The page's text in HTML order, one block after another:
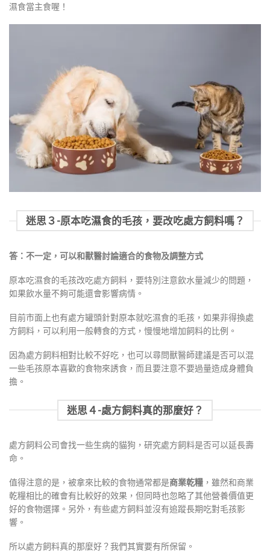
濕食當主食喔！
迷思３-原本吃濕食的毛孩，要改吃處方飼料嗎？
答：不一定，可以和獸醫討論適合的食物及調整方式
原本吃濕食的毛孩改吃處方飼料，要特別注意飲水量減少的問題，
如果飲水量不夠可能還會影響病情。
目前市面上也有處方罐頭針對原本就吃濕食的毛孩，如果非得換處
方飼料，可以利用一般轉食的方式，慢慢地增加飼料的比例。
因為處方飼料相對比較不好吃，也可以尋問獸醫師建議是否可以混
一些毛孩原本喜歡的食物來誘食，而且要注意不要過量造成身體負
擔。
迷思４-處方飼料真的那麼好？
處方飼料公司會找一些生病的貓狗，研究處方飼料是否可以延長壽
命。
值得注意的是，被拿來比較的食物通常都是商業乾糧 ，雖然和商業
乾糧相比的確會有比較好的效果，但同時也忽略了其他營養價值更
好的食物選擇。另外， 有些處方飼料並沒有追蹤長期吃對毛孩影
響。
所以處方飼料真的那麼好？我們其實要有所保留。